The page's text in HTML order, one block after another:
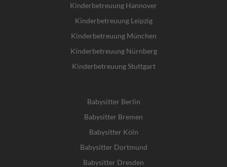
Kinderbetreuung Hannover
Kinderbetreuung Leipzig
Kinderbetreuung München
Kinderbetreuung Nürnberg
Kinderbetreuung Stuttgart
Babysitter Berlin
Babysitter Bremen
Babysitter Köln
Babysitter Dortmund
Babysitter Dresden